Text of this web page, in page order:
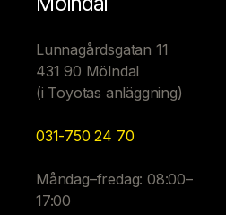
Lunnagårdsgatan 11
431 90 Mölndal
(i Toyotas anläggning)
031-750 24 70
Måndag–fredag: 08:00–
17:00